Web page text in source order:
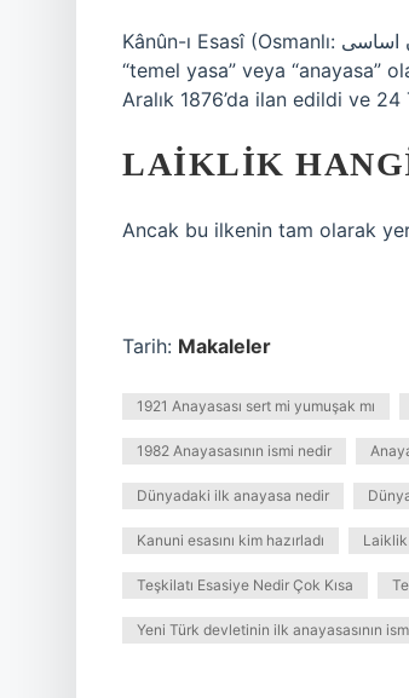
Kânûn-ı Esasî (Osmanlı: قانون اساسی, romanize: Ḳânûn-i ʾEsâsî) veya 1876 Anayasası. Kânûn-ı Esasî,
“temel yasa” veya “anayasa”
Aralık 1876’da ilan edildi ve 24
LAIKLIK
Ancak bu ilkenin tam olarak
Tarih: Makaleler
1921 Anayasası sert mi yumuşak mı
1982 Anayasasının ismi nedir
Dünyadaki ilk anayasa nedir
Kanuni esasını kim hazırladı Laiklik
Teşkilatı Esasiye Nedir Çok Kısa
Yeni Türk devletinin ilk anayasasının